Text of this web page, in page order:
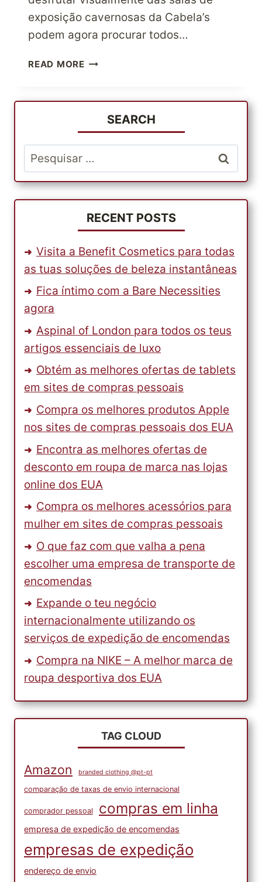
exposição cavernosas da Cabela’s
podem agora procurar todos…
READ MORECABELA’S,
DE
ARTIGOS
PARA
ACTIVIDADES
AO
AR
LIVRE
DE
EXCELÊNCIA
SEARCH
Pesquisar
por:
RECENT POSTS
Visita a Benefit Cosmetics para todas
as tuas soluções de beleza instantâneas
Fica íntimo com a Bare Necessities
agora
Aspinal of London para todos os teus
artigos essenciais de luxo
Obtém as melhores ofertas de tablets
em sites de compras pessoais
Compra os melhores produtos Apple
nos sites de compras pessoais dos EUA
Encontra as melhores ofertas de
desconto em roupa de marca nas lojas
online dos EUA
Compra os melhores acessórios para
mulher em sites de compras pessoais
O que faz com que valha a pena
escolher uma empresa de transporte de
encomendas
Expande o teu negócio
internacionalmente utilizando os
serviços de expedição de encomendas
Compra na NIKE – A melhor marca de
roupa desportiva dos EUA
TAG CLOUD
Amazon branded clothing @pt-pt
comparação de taxas de envio internacional
comprador pessoal compras em linha
empresa de expedição de encomendas
empresas de expedição
endereço de envio